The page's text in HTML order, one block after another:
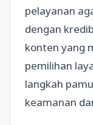
pelayanan
dengan
konten yang
pemilihan
langkah
keamanan